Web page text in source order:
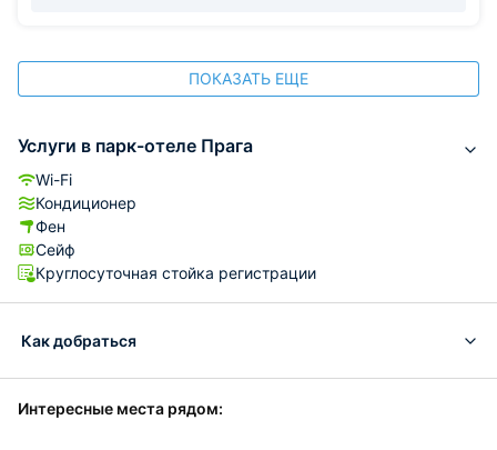
ПОКАЗАТЬ ЕЩЕ
Услуги в парк-отеле Прага
Wi-Fi
Кондиционер
Фен
Сейф
Круглосуточная стойка регистрации
Как добраться
Интересные места рядом: